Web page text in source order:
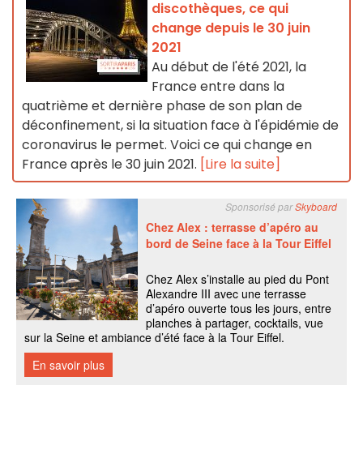
discothèques, ce qui
change depuis le 30 juin
2021
Au début de l'été 2021, la
France entre dans la
quatrième et dernière phase de son plan de
déconfinement, si la situation face à l'épidémie de
coronavirus le permet. Voici ce qui change en
France après le 30 juin 2021. [Lire la suite]